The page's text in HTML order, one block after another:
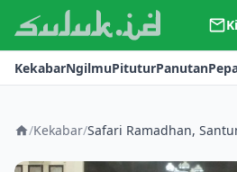
Kerjasama
Kontak
KekabarNgilmuPituturPanutan
/Kekabar/